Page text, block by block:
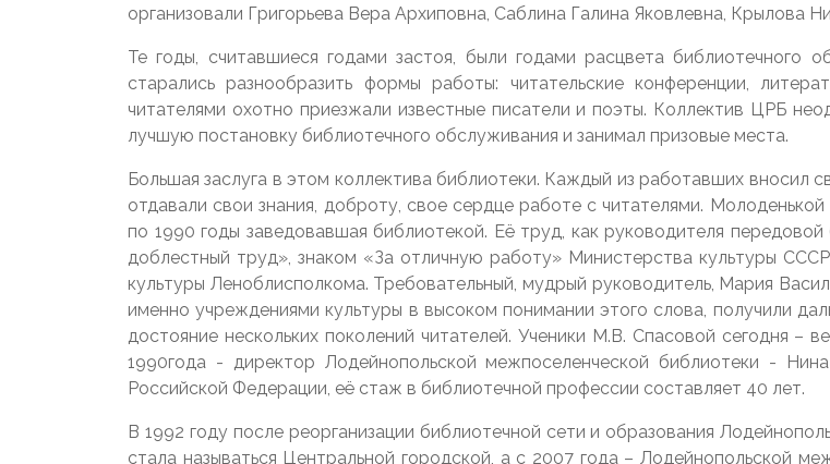
организовали Григорьева Вера Архиповна, Саблина Галина Яковлевна,
Те годы, считавшиеся годами застоя, были годами расцвета библиотечного
старались разнообразить формы работы: читательские конференции,
читателями охотно приезжали известные писатели и поэты. Коллектив ЦРБ
лучшую постановку библиотечного обслуживания и занимал призовые места.
Большая заслуга в этом коллектива библиотеки. Каждый из работавших вносил
отдавали свои знания, доброту, свое сердце работе с читателями.
по 1990 годы заведовавшая библиотекой. Её труд, как руководителя
доблестный труд», знаком «За отличную работу» Министерства культуры
культуры Леноблисполкома. Требовательный, мудрый руководитель, Мария
именно учреждениями культуры в высоком понимании этого слова, получили
достояние нескольких поколений читателей. Ученики М.В. Спасовой сегодня
1990года - директор Лодейнопольской межпоселенческой библиотеки -
Российской Федерации, её стаж в библиотечной профессии составляет 40 лет.
В 1992 году после реорганизации библиотечной сети и образования
стала называться Центральной городской, а с 2007 года – Лодейнопольской